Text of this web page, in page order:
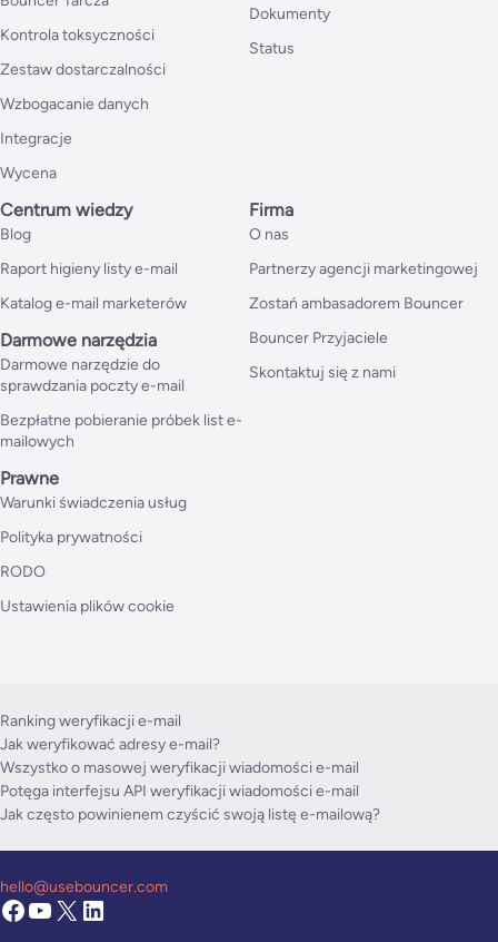
Kontrola toksyczności
Zestaw dostarczalności
Wzbogacanie danych
Integracje
Wycena
Dokumenty
Status
Centrum wiedzy
Blog
Raport higieny listy e-mail
Katalog e-mail marketerów
Darmowe narzędzia
Darmowe narzędzie do
sprawdzania poczty e-mail
Bezpłatne pobieranie próbek list e-
mailowych
Firma
O nas
Partnerzy agencji marketingowej
Zostań ambasadorem Bouncer
Bouncer Przyjaciele
Skontaktuj się z nami
Prawne
Warunki świadczenia usług
Polityka prywatności
RODO
Ustawienia plików cookie
Ranking weryfikacji e-mail
Jak weryfikować adresy e-mail?
Wszystko o masowej weryfikacji wiadomości e-mail
Potęga interfejsu API weryfikacji wiadomości e-mail
Jak często powinienem czyścić swoją listę e-mailową?
hello@usebouncer.com